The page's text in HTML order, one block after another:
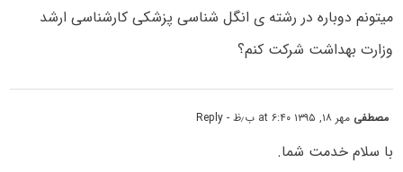
میتونم دوباره در رشته ی انگل شناسی پزشکی کارشناسی ارشد
وزارت بهداشت شرکت کنم؟
مصطفی مهر ۱۸, ۱۳۹۵ at ۶:۴۰ ب٫ظ - Reply
با سلام خدمت شما.